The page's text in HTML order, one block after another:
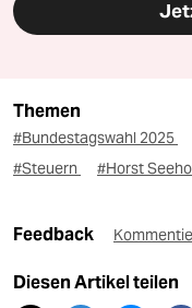
Themen
#Bundestagswahl 2025
#Steuern
#Horst
Feedback
Diesen Artikel teilen